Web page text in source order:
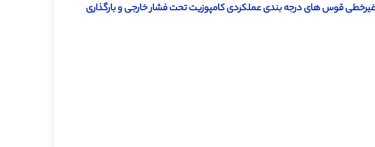
غیرخطی قوس های درجه بندی عملکردی کامپوزیت تحت فشار خارجی و بارگذاری